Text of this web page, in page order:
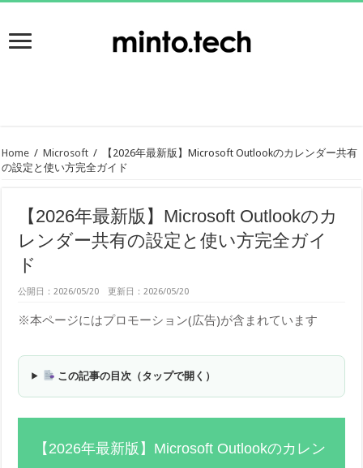
Home / Microsoft /
【2026年最新版】Microsoft Outlookのカレンダー共有
の設定と使い方完全ガイド
【2026年最新版】Microsoft Outlookのカ
レンダー共有の設定と使い方完全ガイ
ド
公開日：2026/05/20 更新日：2026/05/20
※本ページにはプロモーション(広告)が含まれています
この記事の目次（タップで開く）
【2026年最新版】Microsoft Outlookのカレン